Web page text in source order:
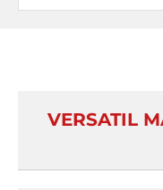
VERSATIL